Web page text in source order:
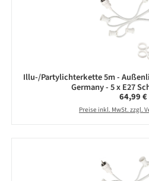
Illu-/Partylichterkette 5m -
Germany - 5 x E27
64,99 €
Preise inkl. MwSt. zzgl.